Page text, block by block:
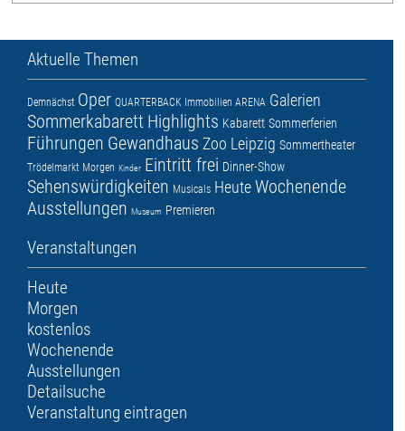
Aktuelle Themen
Demnächst Oper QUARTERBACK Immobilien ARENA Galerien
Sommerkabarett Highlights Kabarett Sommerferien
Führungen Gewandhaus Zoo Leipzig Sommertheater
Trödelmarkt Morgen Kinder Eintritt frei Dinner-Show
Sehenswürdigkeiten Musicals HeuteWochenende
Ausstellungen Museum Premieren
Veranstaltungen
Heute
Morgen
kostenlos
Wochenende
Ausstellungen
Detailsuche
Veranstaltung eintragen